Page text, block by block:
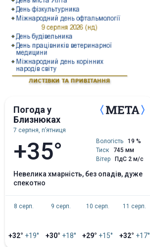
Погода у
Близнюках
7 серпня, пʼятниця
+35° Вологість
19 %
Тиск
745 мм
Вітер
ПдС 2 м/с
невелика хмарність, без опадів, дуже
спекотно
8 серп.
+32° +19°
9 серп.
+30° +18°
10 серп.
+29° +15°
11 серп.
+32° +17°